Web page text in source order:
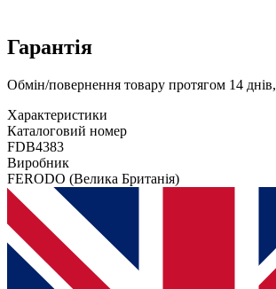
Гарантія
Обмін/повернення товару протягом 14 днів,
Характеристики
Каталоговий номер
FDB4383
Виробник
FERODO (Велика Британія)